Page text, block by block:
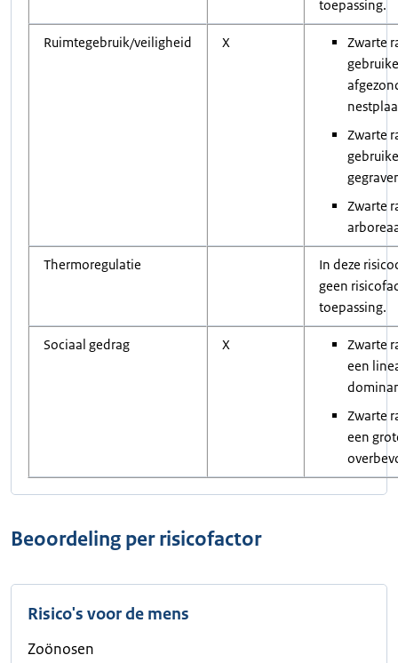
toepassing.
Ruimtegebruik/veiligheid X
Zwarte
Zwarte
Zwarte
Thermoregulatie
In deze
geen
toepassing.
Sociaal gedrag X
Zwarte
een
Zwarte
een
Beoordeling per risicofactor
Risico's voor de mens
Zoönosen